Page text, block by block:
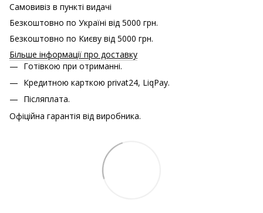
Самовивіз в пункті видачі
Безкоштовно по Україні від 5000 грн.
Безкоштовно по Києву від 5000 грн.
Більше інформації про доставку
Готівкою при отриманні.
Кредитною карткою privat24, LiqPay.
Післяплата.
Офіційна гарантія від виробника.